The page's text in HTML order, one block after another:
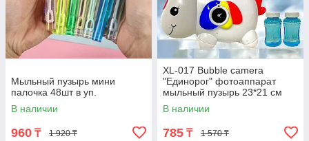
Мыльный пузырь мини
палочка 48шт в уп.
В наличии
960 ₸ 1 920 ₸
XL-017 Bubble camera
"Единорог" фотоаппарат
мыльный пузырь 23*21 см
В наличии
785 ₸ 1 570 ₸